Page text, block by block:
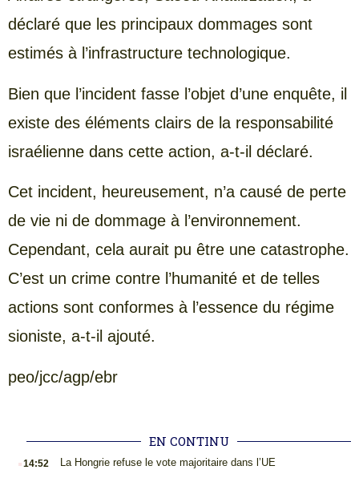
déclaré que les principaux dommages sont
estimés à l’infrastructure technologique.
Bien que l’incident fasse l’objet d’une enquête, il
existe des éléments clairs de la responsabilité
israélienne dans cette action, a-t-il déclaré.
Cet incident, heureusement, n’a causé de perte
de vie ni de dommage à l’environnement.
Cependant, cela aurait pu être une catastrophe.
C’est un crime contre l’humanité et de telles
actions sont conformes à l’essence du régime
sioniste, a-t-il ajouté.
peo/jcc/agp/ebr
EN CONTINU
.14:52 La Hongrie refuse le vote majoritaire dans l’UE